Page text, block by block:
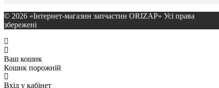
© 2026 «Інтернет-магазин запчастин ORIZAP» Усі права
збережені
Ваш кошик
Кошик порожній
Вхід у кабінет